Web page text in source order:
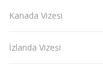
Kanada Vizesi
İzlanda Vizesi